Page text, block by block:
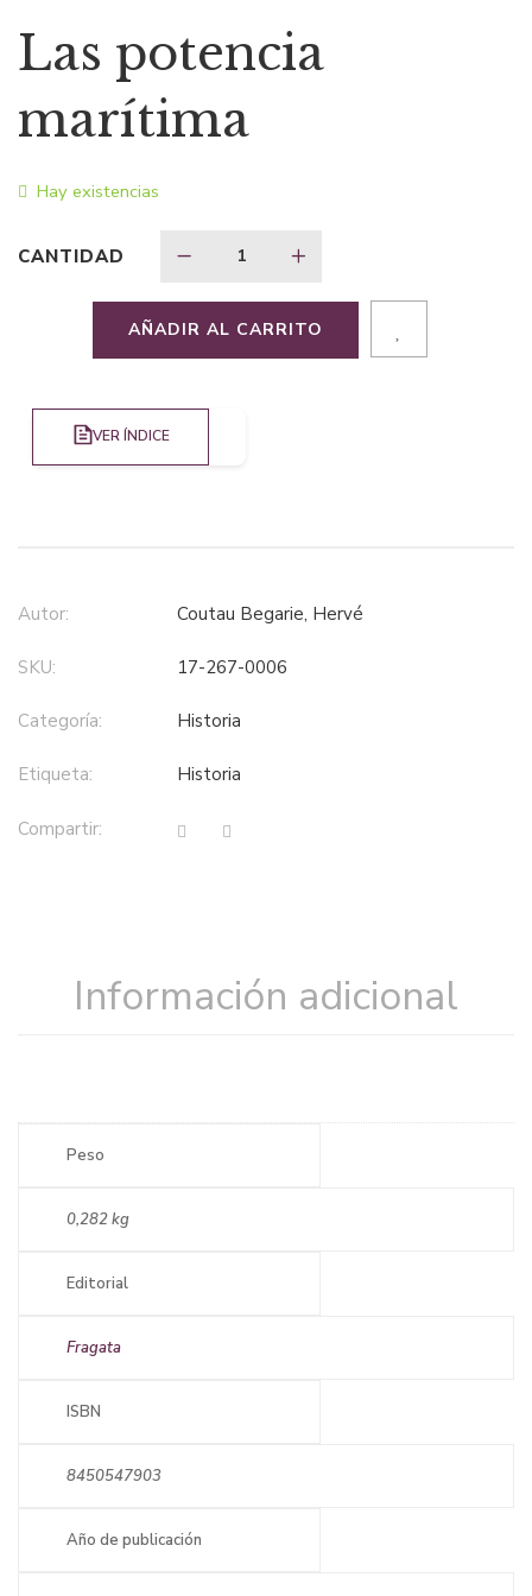
precio
original
era:
$62,74.
precio
es:
Las potencia
marítima
Hay existencias
CANTIDAD
AÑADIR AL CARRITO
VER ÍNDICE
Autor: Coutau Begarie, Hervé
SKU: 17-267-0006
Categoría: historia
Etiqueta: historia
Compartir:
Información adicional
Peso
0,282 kg
Editorial
Fragata
ISBN
8450547903
Año de publicación